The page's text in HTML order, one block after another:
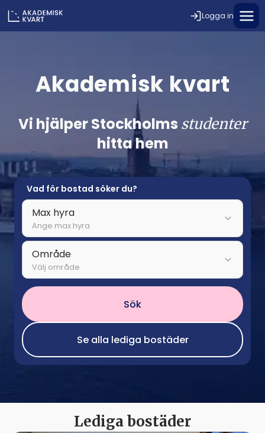
Logga in
Akademisk kvart
Vi hjälper Stockholms studenter
hitta hem
Vad för bostad söker du?
Max hyra
Ange max hyra
Område
Välj område
Sök
Se alla lediga bostäder
Lediga bostäder